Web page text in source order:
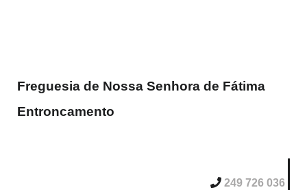
Freguesia de Nossa Senhora de Fátima
Entroncamento
249 726 036